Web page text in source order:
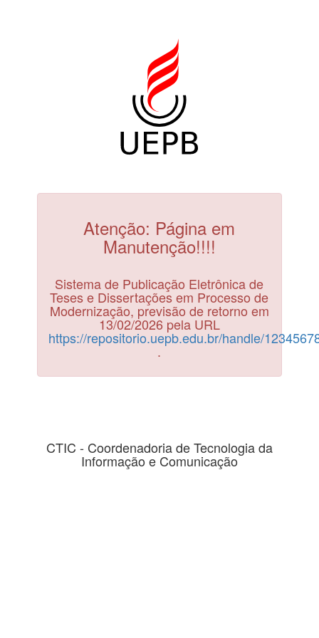
Atenção: Página em
Manutenção!!!!
Sistema de Publicação Eletrônica de
Teses e Dissertações em Processo de
Modernização, previsão de retorno em
13/02/2026 pela URL
https://repositorio.uepb.edu.br/handle/
.
CTIC - Coordenadoria de Tecnologia da
Informação e Comunicação